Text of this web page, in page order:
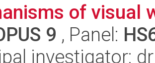
of visual
9 , Panel:
investigator: